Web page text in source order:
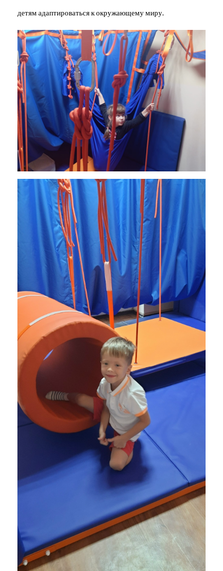
детям адаптироваться к окружающему миру.